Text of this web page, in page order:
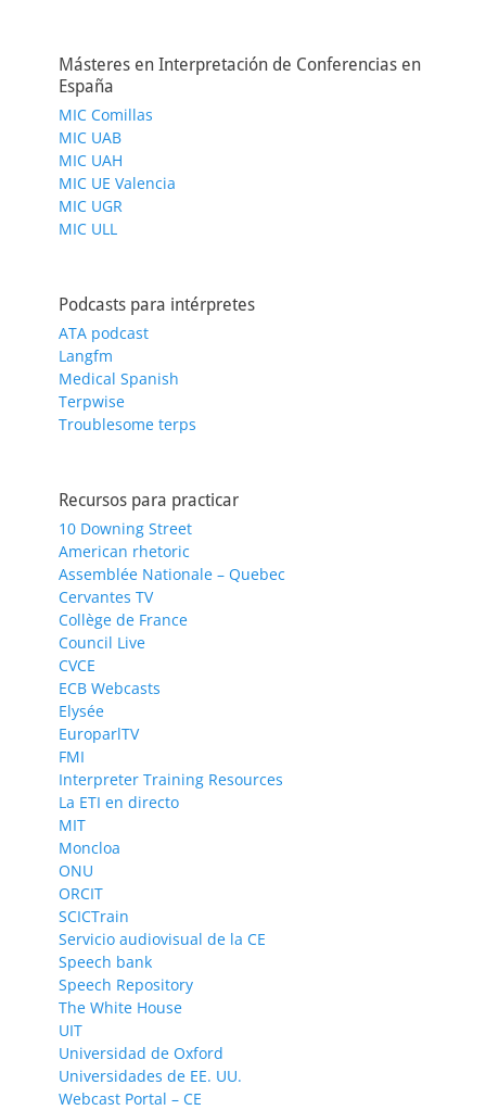
Másteres en Interpretación de Conferencias en
España
MIC Comillas
MIC UAB
MIC UAH
MIC UE Valencia
MIC UGR
MIC ULL
Podcasts para intérpretes
ATA podcast
Langfm
Medical Spanish
Terpwise
Troublesome terps
Recursos para practicar
10 Downing Street
American rhetoric
Assemblée Nationale – Quebec
Cervantes TV
Collège de France
Council Live
CVCE
ECB Webcasts
Elysée
EuroparlTV
FMI
Interpreter Training Resources
La ETI en directo
MIT
Moncloa
ONU
ORCIT
SCICTrain
Servicio audiovisual de la CE
Speech bank
Speech Repository
The White House
UIT
Universidad de Oxford
Universidades de EE. UU.
Webcast Portal – CE